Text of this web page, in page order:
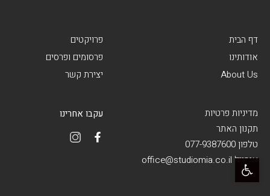
פתח סרגל נגישות
דף הבית
אודותינו
About Us
פרויקטים
פרסומים ופרסים
יצירת קשר
מדיניות פרטיות
תקנון האתר
טלפון 077-9387600
אימייל office@studiomia.co.il
עקבו אחרינו